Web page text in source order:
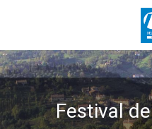
Festival